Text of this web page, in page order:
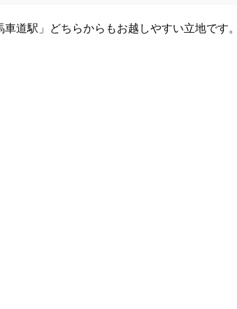
車道駅」どちらからもお越しやすい立地です